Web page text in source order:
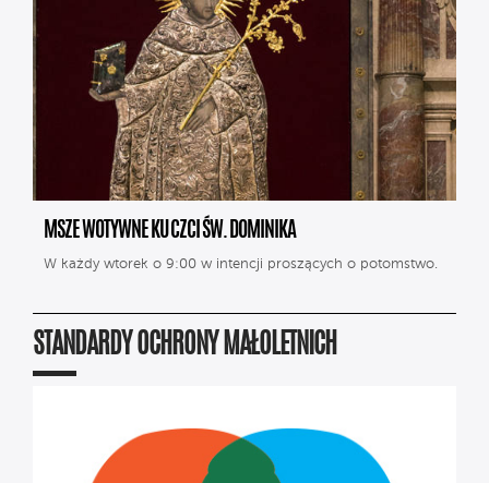
MSZE WOTYWNE KU CZCI ŚW. DOMINIKA
W każdy wtorek o 9:00 w intencji proszących o potomstwo.
STANDARDY OCHRONY MAŁOLETNICH